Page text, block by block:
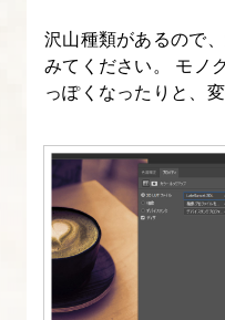
沢山種類があるので
みてください。 モノ
っぽくなったりと、